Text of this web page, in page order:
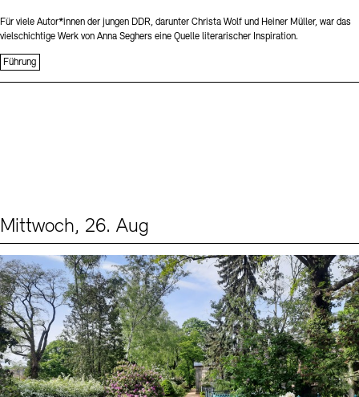
Für viele Autor*innen der jungen DDR, darunter Christa Wolf und Heiner Müller, war das
vielschichtige Werk von Anna Seghers eine Quelle literarischer Inspiration.
Führung
Mittwoch, 26. Aug